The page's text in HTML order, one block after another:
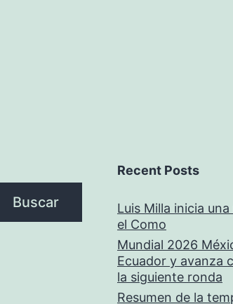
Buscar
Recent Posts
Luis Milla inicia
el Como
Mundial 2026
Ecuador y avanza
la siguiente ronda
Resumen de la